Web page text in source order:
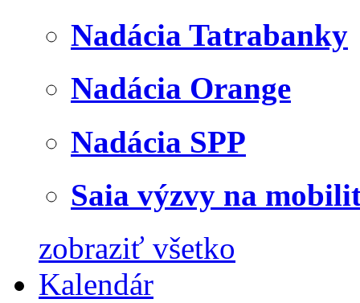
Nadácia Tatrabanky
Nadácia Orange
Nadácia SPP
Saia výzvy na
zobraziť všetko
Kalendár